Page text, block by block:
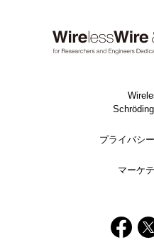
プライバシ
マーケ